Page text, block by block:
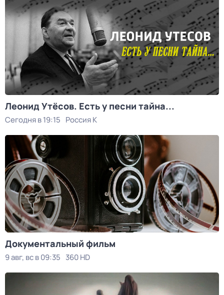
Леонид Утёсов. Есть у песни тайна...
Сегодня в 19:15 Россия К
Документальный фильм
9 авг, вс в 09:35 360 HD